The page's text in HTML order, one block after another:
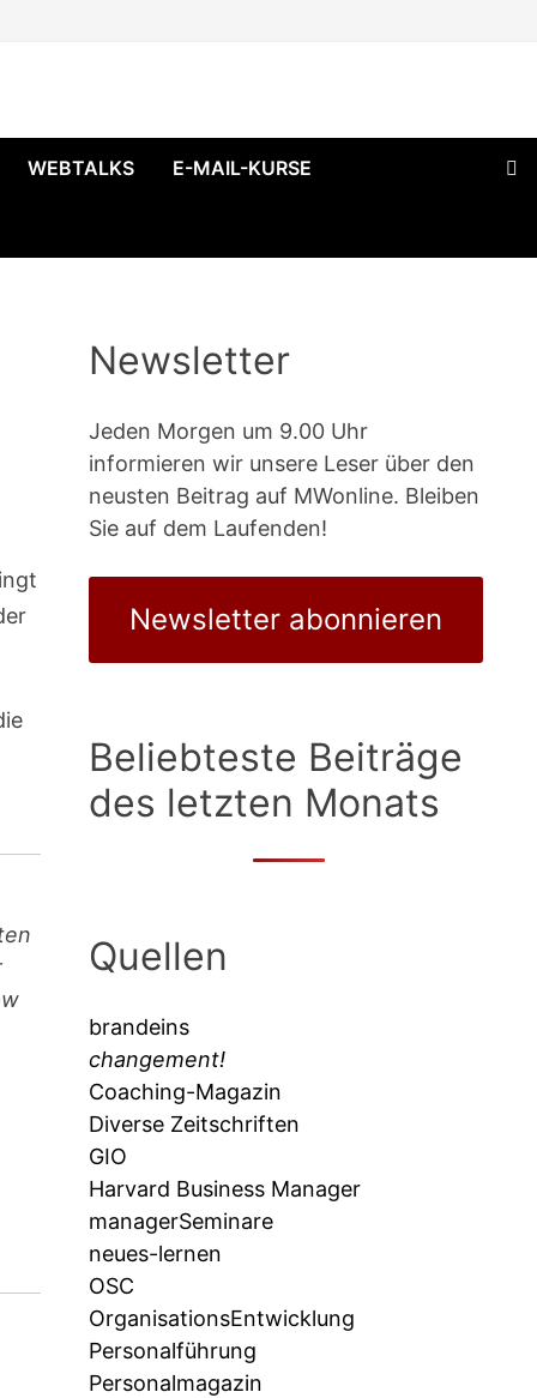
WEBTALKS E-MAIL-KURSE
Newsletter
Jeden Morgen um 9.00 Uhr
informieren wir unsere Leser über den
neusten Beitrag auf MWonline. Bleiben
Sie auf dem Laufenden!
Newsletter abonnieren
Beliebteste Beiträge
des letzten Monats
Quellen
brandeins
changement!
Coaching-Magazin
Diverse Zeitschriften
GIO
Harvard Business Manager
managerSeminare
neues-lernen
OSC
OrganisationsEntwicklung
Personalführung
Personalmagazin